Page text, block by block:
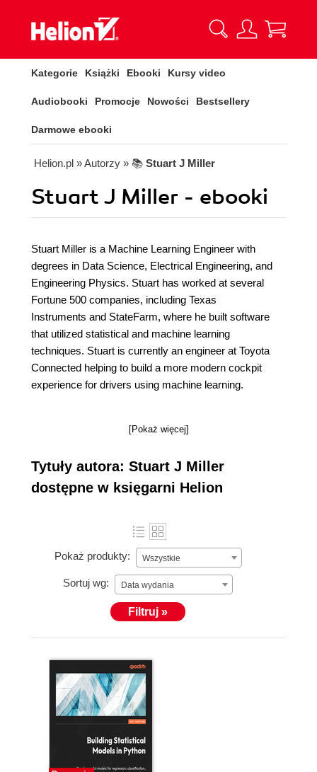
Kategorie Książki Ebooki Kursy video
Audiobooki Promocje Nowości Bestsellery
Darmowe ebooki
Helion.pl » Autorzy » 📚 Stuart J Miller
Stuart J Miller - ebooki
Stuart Miller is a Machine Learning Engineer with
degrees in Data Science, Electrical Engineering, and
Engineering Physics. Stuart has worked at several
Fortune 500 companies, including Texas
Instruments and StateFarm, where he built software
that utilized statistical and machine learning
techniques. Stuart is currently an engineer at Toyota
Connected helping to build a more modern cockpit
experience for drivers using machine learning.
[Pokaż więcej]
Tytuły autora: Stuart J Miller
dostępne w księgarni Helion
Pokaż produkty: Wszystkie
Sortuj wg: Data wydania
Filtruj »